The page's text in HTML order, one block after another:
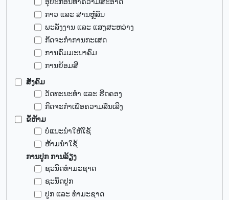
ກາວ ແລະ ສານຫຼໍ່ລື່ນ
ພະລັງງານ ແລະ ແສງສະຫວ່າງ
ກິດຈະກຳການກະເສດ
ການຄົມມະນາຄົມ
ການຍ້ອມສີ
ສັງຄົມ
ວັດທະນະທຳ ແລະ ຮີດຄອງ
ກິດຈະກໍາເພື່ອຄວາມລື່ນເລີງ
ຂໍ້ຫ້າມ
ບໍ່ແນະນຳໃຫ້ໃຊ້
ຫ້າມນຳໃຊ້
ການປູກ ການລ້ຽງ
ຊະນິດທຳມະຊາດ
ຊະນິດປູກ
ປູກ ແລະ ທຳມະຊາດ